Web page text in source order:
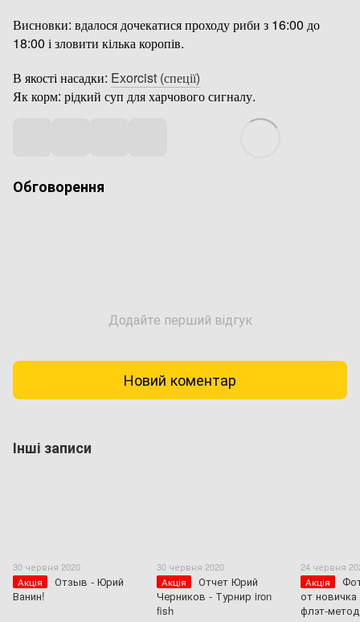
Висновки: вдалося дочекатися проходу риби з 16:00 до
18:00 і зловити кілька коропів.
В якості насадки: Exorcist (спеції)
Як корм: рідкий суп для харчового сигналу.
Обговорення
Додайте перший відгук
Новий коментар
Інші записи
30 червня 2020
Акція
Отзыв - Юрий
Ванин!
30 червня 2020
Акція
Отчет Юрий
Черников - Турнир iron
fish
24 червня
Акція
от
флэт-